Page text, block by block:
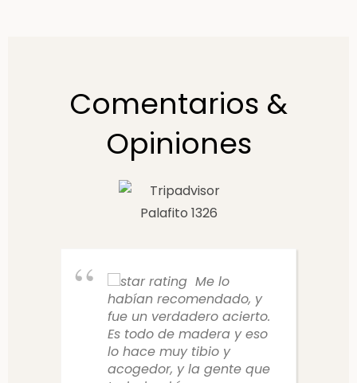
Comentarios &
Opiniones
Me lo
habían recomendado, y
fue un verdadero acierto.
Es todo de madera y eso
lo hace muy tibio y
acogedor, y la gente que